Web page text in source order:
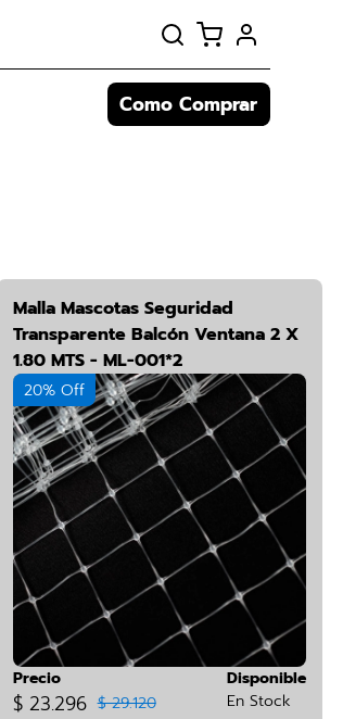
Como Comprar
Malla Mascotas Seguridad
Transparente Balcón Ventana 2 X
1.80 MTS - ML-001*2
20% Off
Precio
$ 23.296 $ 29.120
Disponible
En Stock